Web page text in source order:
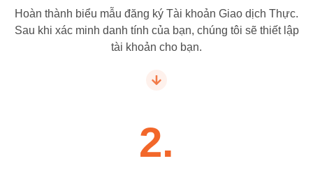
Hoàn thành biểu mẫu đăng ký Tài khoản Giao dịch Thực.
Sau khi xác minh danh tính của bạn, chúng tôi sẽ thiết lập
tài khoản cho bạn.
2.